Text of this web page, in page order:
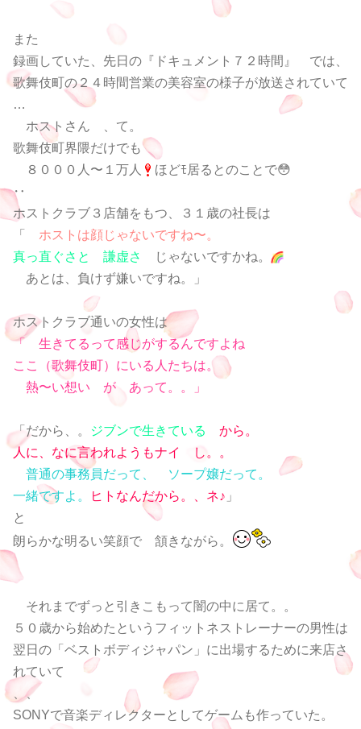
また
録画していた、先日の『ドキュメント７２時間』 では、
歌舞伎町の２４時間営業の美容室の様子が放送されていて
…
ホストさん 、て。
歌舞伎町界隈だけでも
８０００人〜１万人
ほどﾓ居るとのことで😳
‥
ホストクラブ３店舗をもつ、３１歳の社長は
「 ホストは顔じゃないですね〜。
真っ直ぐさと 謙虚さ
じゃないですかね。
あとは、負けず嫌いですね。」
ホストクラブ通いの女性は
「 生きてるって感じがするんですよね
ここ（歌舞伎町）にいる人たちは。
熱〜い想い が あって。。」
「だから、。 ジブンで生きている
から。
人に、なに言われようもナイ し。。
普通の事務員だって、 ソープ嬢だって。
一緒ですよ。
ヒトなんだから。、ネ♪ 」
と
朗らかな明るい笑顔で 頷きながら。
それまでずっと引きこもって闇の中に居て。。
５０歳から始めたというフィットネストレーナーの男性は
翌日の「ベストボディジャパン」に出場するために来店さ
れていて
、、
SONYで音楽ディレクターとしてゲームも作っていた。